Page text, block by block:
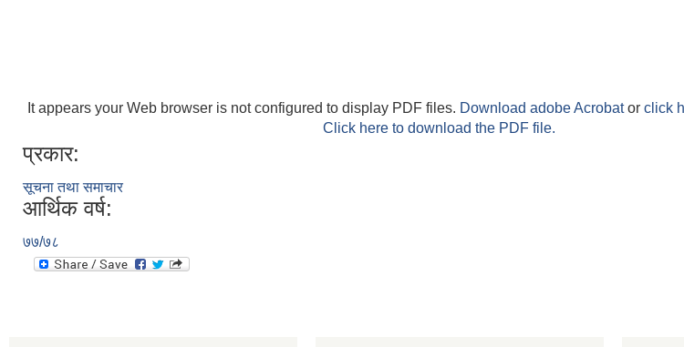
It appears your Web browser is not configured to display PDF files. Download adobe Acrobator click
Click here to download the PDF file.
प्रकार:
सूचना तथा समाचार
आर्थिक वर्ष:
७७/७८